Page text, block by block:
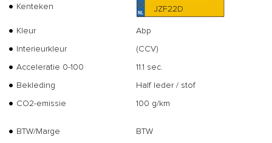
Kenteken
JZF22D
Kleur
Abp
Interieurkleur
(CCV)
Acceleratie 0-100
11.1 sec.
Bekleding
Half leder / stof
CO2-emissie
100 g/km
BTW/Marge
BTW